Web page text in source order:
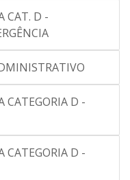
CAT. D -
CATEGORIA D -
CATEGORIA D -